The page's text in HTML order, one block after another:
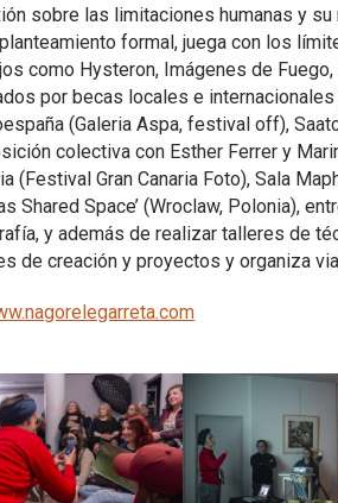
sobre las limitaciones humanas y
formal, juega con los
como Hysteron, Imágenes de
por becas locales e
(Galeria Aspa, festival off),
colectiva con Esther Ferrer y
(Festival Gran Canaria Foto), Sala
Shared Space’ (Wroclaw, Polonia),
y además de realizar talleres de
de creación y proyectos y organiza